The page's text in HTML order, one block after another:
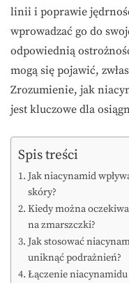
linii i poprawie
wprowadzać go do
odpowiednią
mogą się pojawić,
Zrozumienie, jak
jest kluczowe dla
Spis treści
Jak niacynamid
skóry?
Kiedy można
na zmarszczki?
Jak stosować
uniknąć podrażnień?
Łączenie